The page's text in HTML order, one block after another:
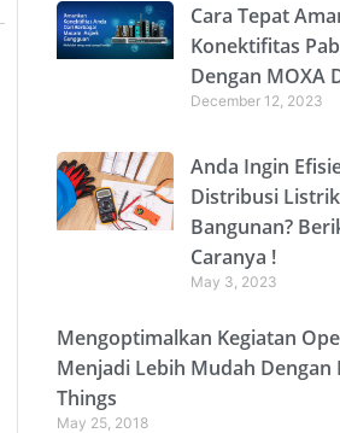
Cara Tepat
Konektifitas
Dengan MOXA
December 12, 2023
Anda Ingin
Distribusi
Bangunan?
Caranya !
May 3, 2023
Mengoptimalkan Kegiatan
Menjadi Lebih Mudah
Things
May 25, 2018